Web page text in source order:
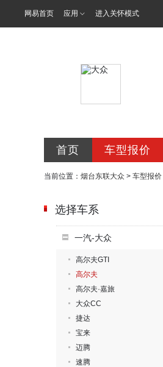
网易首页 应用 进入关怀模式
首页 车型报价
当前位置： 烟台东联大众 > 车型报价
选择车系
一汽-大众
高尔夫GTI
高尔夫
高尔夫·嘉旅
大众CC
捷达
宝来
迈腾
速腾